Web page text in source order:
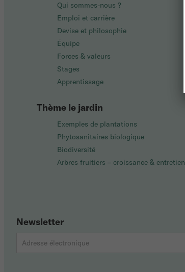
Qui sommes-nous ?
Emploi et carrière
Devise et philosophie
Équipe
Forces & valeurs
Stages
Apprentissage
Thème le jardin
Exemples de plantations
Phytosanitaires biologique
Biodiversité
Arbres fruitiers – croissance & entretien
Newsletter